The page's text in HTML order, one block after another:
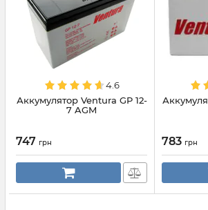
4.6
Аккумулятор Ventura GP 12-
7 AGM
747 грн 783 грн